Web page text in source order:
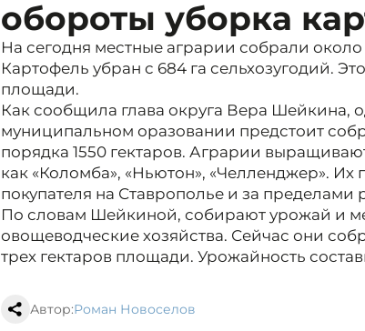
обороты уборка
На сегодня местные аграрии собрали
Картофель убран с 684 га сельхозугодий.
площади.
Как сообщила глава округа Вера Шейкина,
муниципальном оразовании предстоит
порядка 1550 гектаров. Аграрии
как «Коломба», «Ньютон», «Челленджер». Их
покупателя на Ставрополье и за пределами
По словам Шейкиной, собирают урожай и
овощеводческие хозяйства. Сейчас они
трех гектаров площади. Урожайность
Автор:Роман Новоселов